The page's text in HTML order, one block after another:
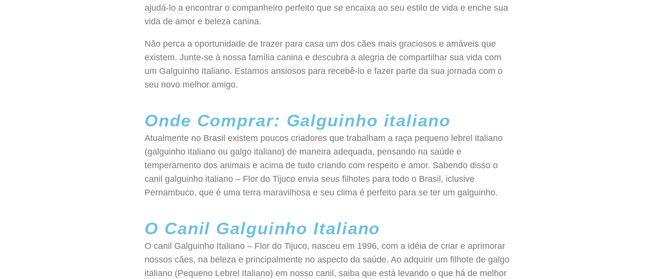
ajudá-lo a encontrar o companheiro perfeito que se encaixa ao seu estilo de vida e enche sua
vida de amor e beleza canina.
Não perca a oportunidade de trazer para casa um dos cães mais graciosos e amáveis que
existem. Junte-se à nossa família canina e descubra a alegria de compartilhar sua vida com
um Galguinho Italiano. Estamos ansiosos para recebê-lo e fazer parte da sua jornada com o
seu novo melhor amigo.
Onde Comprar: Galguinho italiano
Atualmente no Brasil existem poucos criadores que trabalham a raça pequeno lebrel italiano
(galguinho italiano ou galgo italiano) de maneira adequada, pensando na saúde e
temperamento dos animais e acima de tudo criando com respeito e amor. Sabendo disso o
canil galguinho italiano – Flor do Tijuco envia seus filhotes para todo o Brasil, iclusive
Pernambuco, que é uma terra maravilhosa e seu clima é perfeito para se ter um galguinho.
O Canil Galguinho Italiano
O canil Galguinho Italiano – Flor do Tijuco, nasceu em 1996, com a idéia de criar e aprimorar
nossos cães, na beleza e principalmente no aspecto da saúde. Ao adquirir um filhote de galgo
italiano (Pequeno Lebrel Italiano) em nosso canil, saiba que está levando o que há de melhor